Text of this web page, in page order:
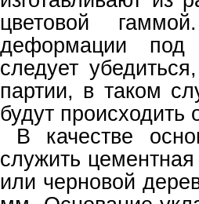
цветовой
деформации под
следует
партии, в таком
будут
В качестве
служить
или черновой